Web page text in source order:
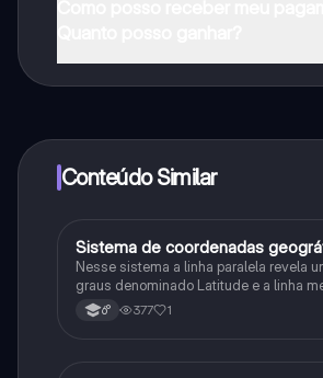
Conteúdo Similar
Geografia
Sistema de coordenadas
Nesse sistema a linha paralela revela
graus denominado Latitude e a linha
outro valor em grau denominado
6° 377 1